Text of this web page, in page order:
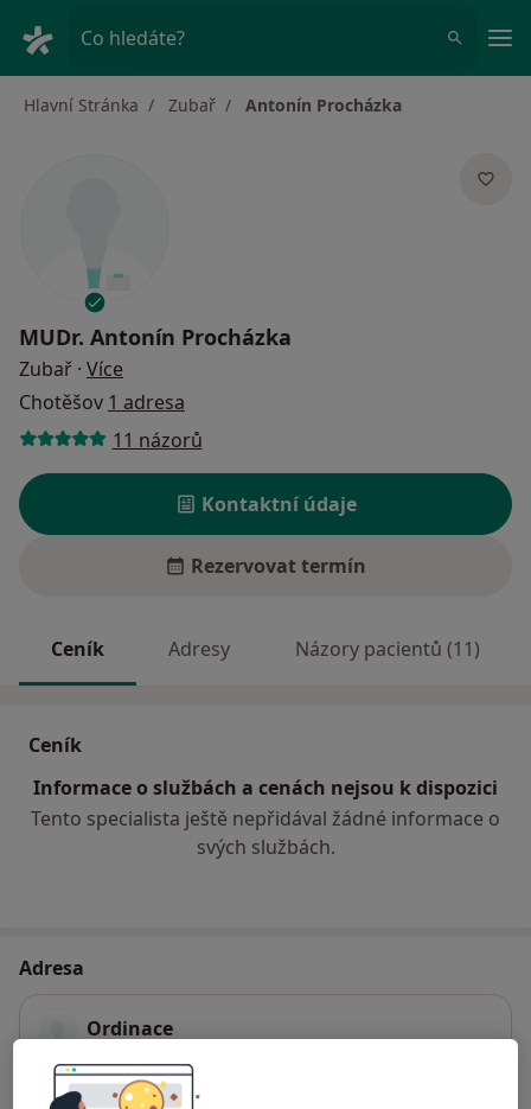
Co hledáte?
Hlavní Stránka Zubař Antonín Procházka
MUDr. Antonín Procházka
Zubař · Více
Chotěšov 1 adresa
11 názorů
Kontaktní údaje
Rezervovat termín
Ceník Adresy Názory pacientů (11)
Ceník
Informace o službách a cenách nejsou k dispozici
Tento specialista ještě nepřidával žádné informace o
svých službách.
Adresa
Ordinace